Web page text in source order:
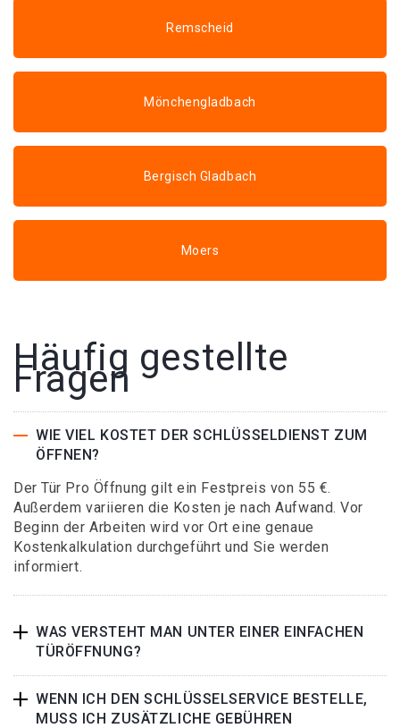
Remscheid
Mönchengladbach
Bergisch Gladbach
Moers
Häufig gestellte
Fragen
WIE VIEL KOSTET DER SCHLÜSSELDIENST ZUM
ÖFFNEN?
Der Tür Pro Öffnung gilt ein Festpreis von 55 €.
Außerdem variieren die Kosten je nach Aufwand. Vor
Beginn der Arbeiten wird vor Ort eine genaue
Kostenkalkulation durchgeführt und Sie werden
informiert.
WAS VERSTEHT MAN UNTER EINER EINFACHEN
TÜRÖFFNUNG?
WENN ICH DEN SCHLÜSSELSERVICE BESTELLE,
MUSS ICH ZUSÄTZLICHE GEBÜHREN